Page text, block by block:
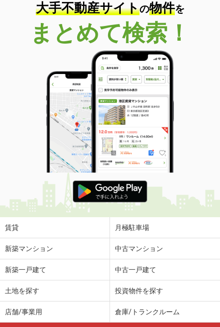
大手不動産サイトの物件を
まとめて検索！
賃貸 月極駐車場
新築マンション 中古マンション
新築一戸建て 中古一戸建て
土地を探す 投資物件を探す
店舗/事業用 倉庫/トランクルーム